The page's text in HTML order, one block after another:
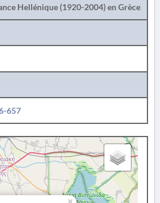
Hellénique (1920-2004) en Grèce
657